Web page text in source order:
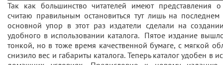
Так как большинство читателей имеют представления
считаю правильным остановиться тут лишь на
основной упор в этот раз издатели сделали на
удобного в использовании каталога. Пятое издание
тонкой, но в тоже время качественной бумаге, с мягкой
снизило вес и габариты каталога. Теперь каталог удобен в